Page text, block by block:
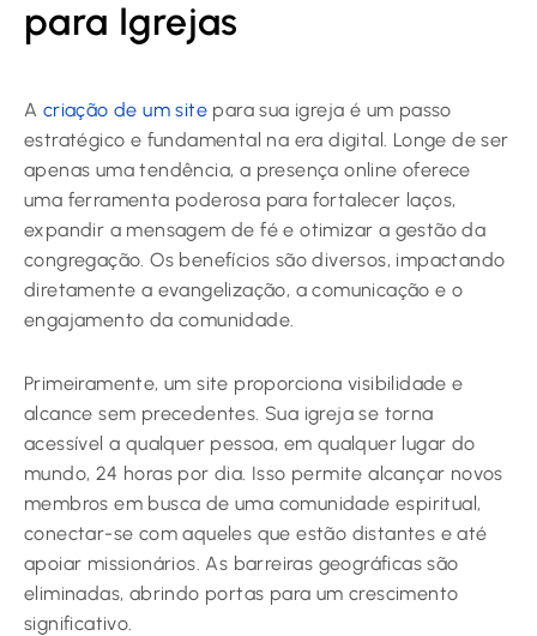
para Igrejas
A criação de um site para sua igreja é um passo
estratégico e fundamental na era digital. Longe de ser
apenas uma tendência, a presença online oferece
uma ferramenta poderosa para fortalecer laços,
expandir a mensagem de fé e otimizar a gestão da
congregação. Os benefícios são diversos, impactando
diretamente a evangelização, a comunicação e o
engajamento da comunidade.
Primeiramente, um site proporciona visibilidade e
alcance sem precedentes. Sua igreja se torna
acessível a qualquer pessoa, em qualquer lugar do
mundo, 24 horas por dia. Isso permite alcançar novos
membros em busca de uma comunidade espiritual,
conectar-se com aqueles que estão distantes e até
apoiar missionários. As barreiras geográficas são
eliminadas, abrindo portas para um crescimento
significativo.